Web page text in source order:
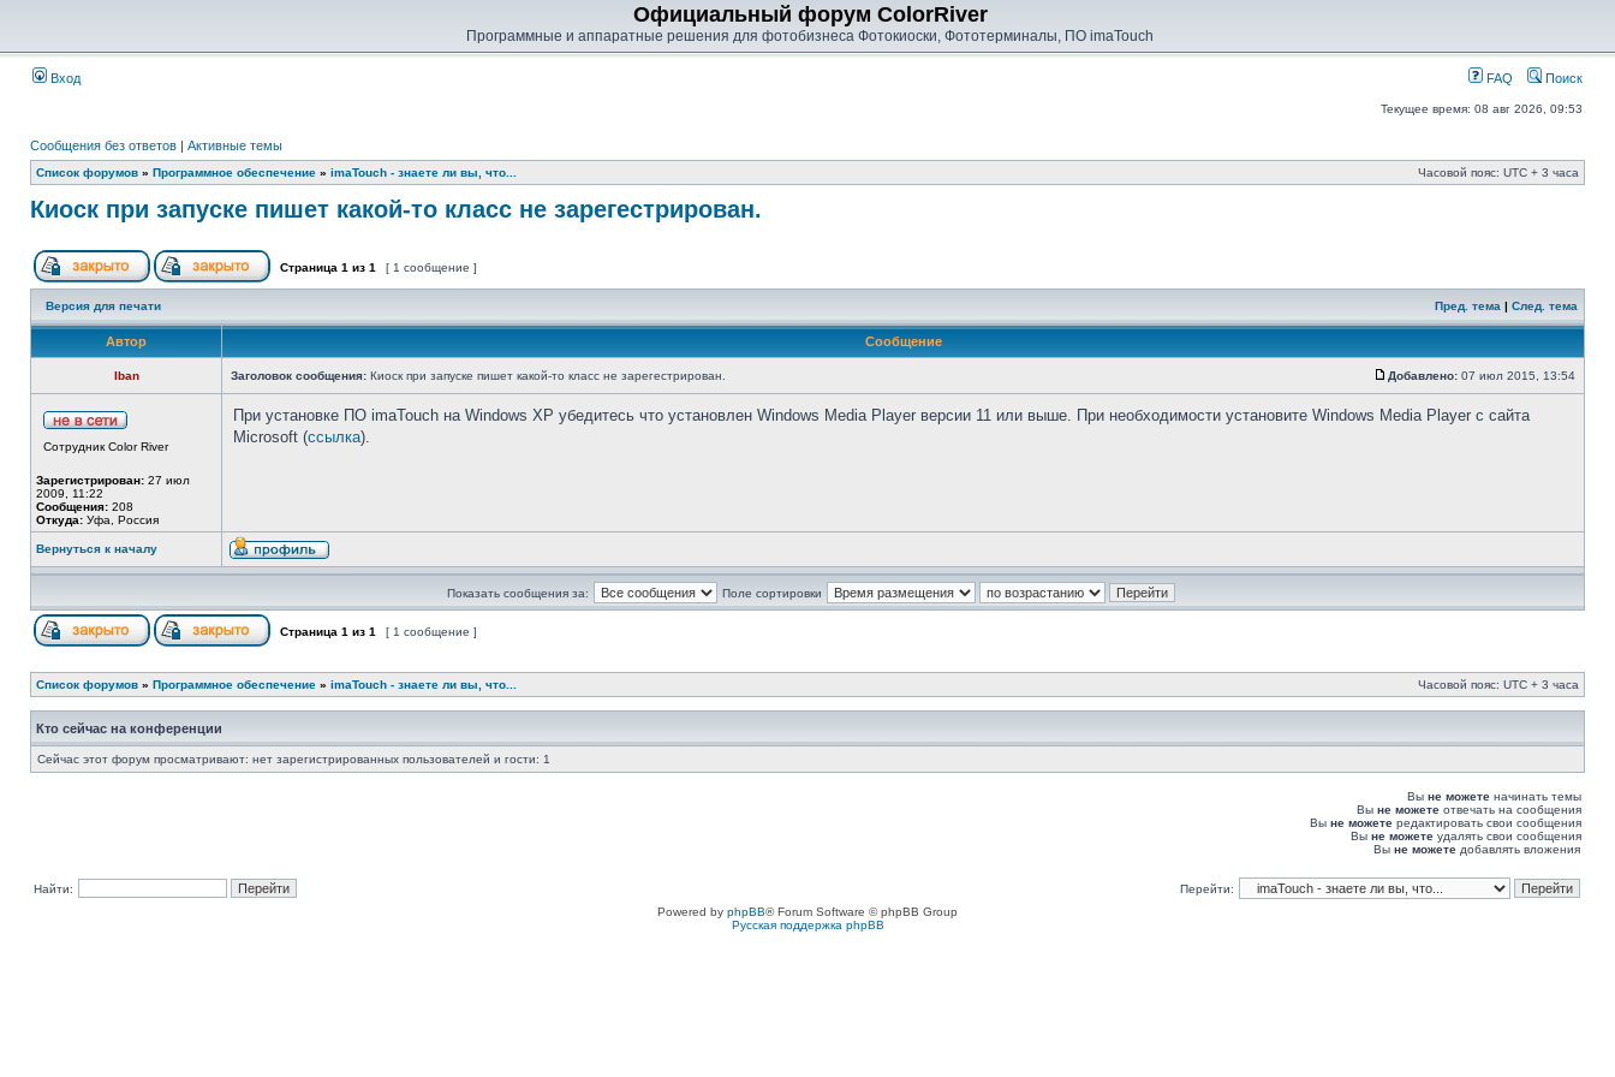
Официальный форум ColorRiver
Программные и аппаратные решения для фотобизнеса Фотокиоски, Фототерминалы, ПО imaTouch
Вход FAQ Поиск
Текущее время: 08 авг 2026, 09:53
Сообщения без ответов | Активные темы
Список форумов » Программное обеспечение » imaTouch - знаете ли вы, что... Часовой пояс: UTC + 3 часа
Киоск при запуске пишет какой-то класс не зарегестрирован.
Страница 1 из 1 [ 1 сообщение ]
Версия для печати Пред. тема | След. тема
Автор Сообщение
Iban Заголовок сообщения: Киоск при запуске пишет какой-то класс не зарегестрирован. Добавлено: 07 июл 2015, 13:54
Сотрудник Color River
Зарегистрирован: 27 июл
2009, 11:22
Сообщения: 208
Откуда: Уфа, Россия
При установке ПО imaTouch на Windows XP убедитесь что установлен Windows Media Player версии 11 или выше. При необходимости установите Windows Media Player с сайта
Microsoft (ссылка).
Вернуться к началу
Показать сообщения за: Поле сортировки
Страница 1 из 1 [ 1 сообщение ]
Список форумов » Программное обеспечение » imaTouch - знаете ли вы, что... Часовой пояс: UTC + 3 часа
Кто сейчас на конференции
Сейчас этот форум просматривают: нет зарегистрированных пользователей и гости: 1
Вы не можете начинать темы
Вы не можете отвечать на сообщения
Вы не можете редактировать свои сообщения
Вы не можете удалять свои сообщения
Вы не можете добавлять вложения
Найти:
Перейти:
Powered by phpBB® Forum Software © phpBB Group
Русская поддержка phpBB